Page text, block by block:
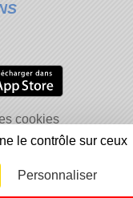
cookies
inapproprié
Connexion
le contrôle sur ceux
Personnaliser